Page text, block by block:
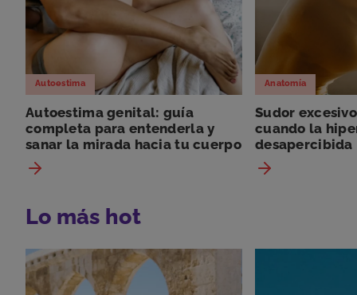
Autoestima
Autoestima genital: guía
completa para entenderla y
sanar la mirada hacia tu cuerpo
Anatomía
Sudor
cuando la
desapercibida
Lo más hot